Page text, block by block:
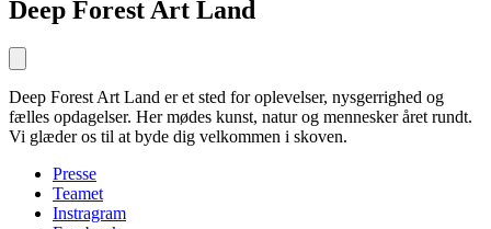
Deep Forest Art Land
Deep Forest Art Land er et sted for oplevelser, nysgerrighed og
fælles opdagelser. Her mødes kunst, natur og mennesker året rundt.
Vi glæder os til at byde dig velkommen i skoven.
Presse
Teamet
Instragram